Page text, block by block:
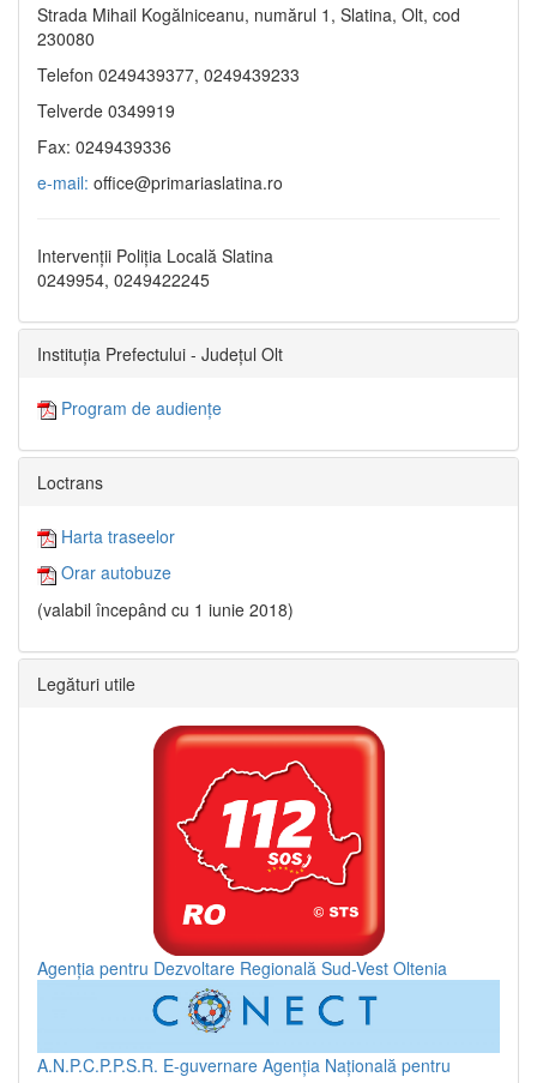
Strada Mihail Kogălniceanu, numărul 1, Slatina, Olt, cod
230080
Telefon 0249439377, 0249439233
Telverde 0349919
Fax: 0249439336
e-mail: office@primariaslatina.ro
Intervenții Poliția Locală Slatina
0249954, 0249422245
Instituția Prefectului - Județul Olt
Program de audiențe
Loctrans
Harta traseelor
Orar autobuze
(valabil începând cu 1 iunie 2018)
Legături utile
Agenția pentru Dezvoltare Regională Sud-Vest Oltenia
A.N.P.C.P.P.S.R. E-guvernare Agenția Națională pentru